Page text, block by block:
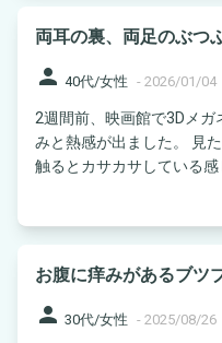
両耳の裏、両足のぶつ
person 40代/女性 - 2026/01/04
2週間前、映画館で3Dメ
みと熱感が出ました。 見
触るとカサカサしている感
お腹に痒みがあるブツ
person 30代/女性 - 2025/08/26